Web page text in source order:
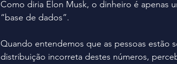
Como diria Elon Musk, o dinheiro é apenas
“base de dados”.
Quando entendemos que as pessoas estão
distribuição incorreta destes números,